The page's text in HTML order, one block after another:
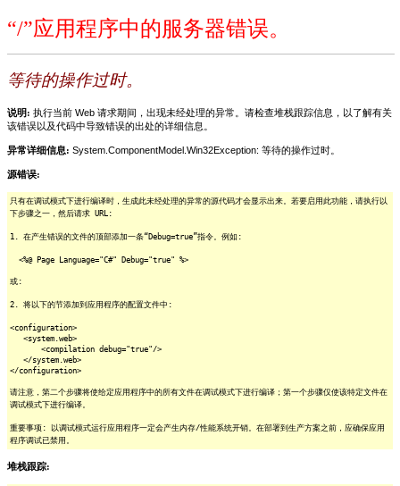
“/”应用程序中的服务器错误。
等待的操作过时。
说明: 执行当前 Web 请求期间，出现未经处理的异常。请检查堆栈跟踪信息，以了解有关
该错误以及代码中导致错误的出处的详细信息。
异常详细信息: System.ComponentModel.Win32Exception: 等待的操作过时。
源错误:
只有在调试模式下进行编译时，生成此未经处理的异常的源代码才会显示出来。若要启用此功能，请执行以
下步骤之一，然后请求 URL:
1. 在产生错误的文件的顶部添加一条“Debug=true”指令。例如:
<%@ Page Language="C#" Debug="true" %>
或:
2. 将以下的节添加到应用程序的配置文件中:
<configuration>
<system.web>
<compilation debug="true"/>
</system.web>
</configuration>
请注意，第二个步骤将使给定应用程序中的所有文件在调试模式下进行编译；第一个步骤仅使该特定文件在
调试模式下进行编译。
重要事项: 以调试模式运行应用程序一定会产生内存/性能系统开销。在部署到生产方案之前，应确保应用
程序调试已禁用。
堆栈跟踪: